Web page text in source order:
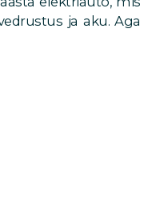
ja aku. Aga